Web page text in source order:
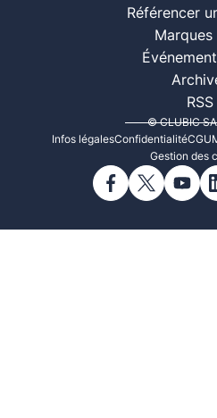
Référencer
Marques
RSS
© CLUBIC
Infos légalesConfidentialitéCGU
Gestion des